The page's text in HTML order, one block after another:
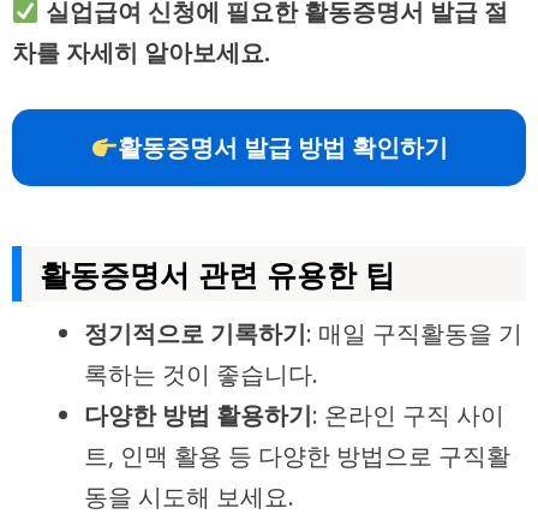
실업급여 신청에 필요한 활동증명서 발급 절
차를 자세히 알아보세요.
활동증명서 발급 방법 확인하기
활동증명서 관련 유용한 팁
정기적으로 기록하기: 매일 구직활동을 기
록하는 것이 좋습니다.
다양한 방법 활용하기: 온라인 구직 사이
트, 인맥 활용 등 다양한 방법으로 구직활
동을 시도해 보세요.